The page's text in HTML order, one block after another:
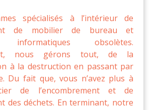
spécialisés à l’intérieur de
de mobilier de bureau et
informatiques obsolètes.
nous gérons tout, de la
à la destruction en passant par
Du fait que, vous n’avez plus à
de l’encombrement et de
des déchets. En terminant, notre